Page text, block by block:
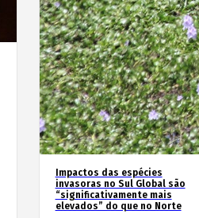
Impactos das espécies
invasoras no Sul Global são
“significativamente mais
elevados” do que no Norte